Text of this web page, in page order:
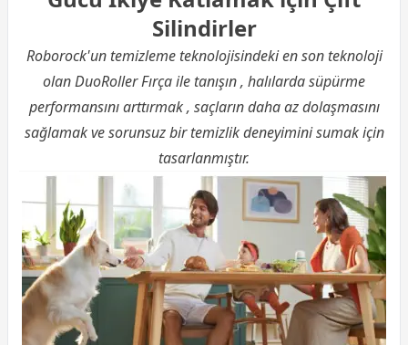
Silindirler
Roborock'un temizleme teknolojisindeki en son teknoloji
olan DuoRoller Fırça ile tanışın , halılarda süpürme
performansını arttırmak , saçların daha az dolaşmasını
sağlamak ve sorunsuz bir temizlik deneyimini sumak için
tasarlanmıştır.